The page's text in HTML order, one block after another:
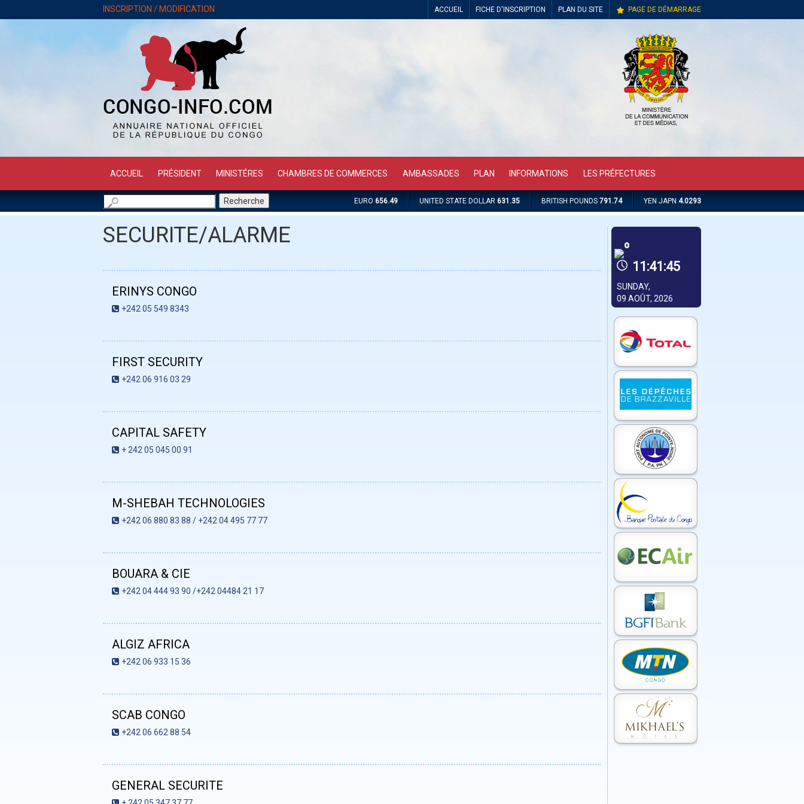
INSCRIPTION / MODIFICATION PAGE DE DÉMARRAGE
PLAN DU SITE
FICHE D'INSCRIPTION
ACCUEIL
ACCUEIL PRÉSIDENT MINISTÉRES CHAMBRES DE COMMERCES AMBASSADES PLAN INFORMATIONS LES PRÉFECTURES
YEN JAPN 4.0293
BRITISH POUNDS 791.74
UNITED STATE DOLLAR 631.35
EURO 656.49
SECURITE/ALARME
ERINYS CONGO
+242 05 549 8343
FIRST SECURITY
+242 06 916 03 29
CAPITAL SAFETY
+ 242 05 045 00 91
M-SHEBAH TECHNOLOGIES
+242 06 880 83 88 / +242 04 495 77 77
BOUARA & CIE
+242 04 444 93 90 /+242 04484 21 17
ALGIZ AFRICA
+242 06 933 15 36
SCAB CONGO
+242 06 662 88 54
GENERAL SECURITE
º
11:41:45
SUNDAY,
09 AOÛT, 2026